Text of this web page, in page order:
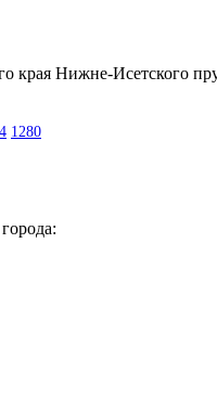
края Нижне-Исетского
1280